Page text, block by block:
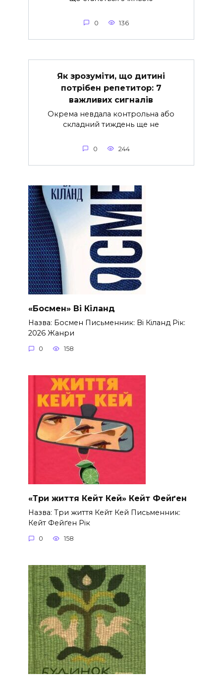
0 136
Як зрозуміти, що дитині
потрібен репетитор: 7
важливих сигналів
Окрема невдала контрольна або
складний тиждень ще не
0 244
«Босмен» Ві Кіланд
Назва: Босмен Письменник: Ві Кіланд Рік:
2026 Жанри
0 158
«Три життя Кейт Кей» Кейт Фейґен
Назва: Три життя Кейт Кей Письменник:
Кейт Фейґен Рік
0 158